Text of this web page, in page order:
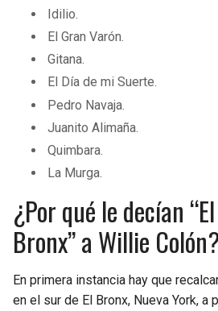
Idilio.
El Gran Varón.
Gitana.
El Día de mi Suerte.
Pedro Navaja.
Juanito Alimaña.
Quimbara.
La Murga.
¿Por qué le decían
Bronx” a Willie
En primera instancia hay que
en el sur de El Bronx, Nueva York, a